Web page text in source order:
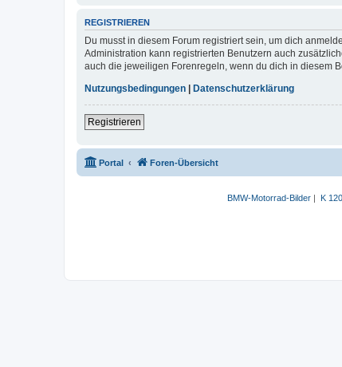
REGISTRIEREN
Du musst in diesem Forum registriert sein, um dich
Administration kann registrierten Benutzern auch
auch die jeweiligen Forenregeln, wenn du dich in diesem
Nutzungsbedingungen
Datenschutzerklärung
Registrieren
Portal Foren-Übersicht
BMW-Motorrad-Bilder| K